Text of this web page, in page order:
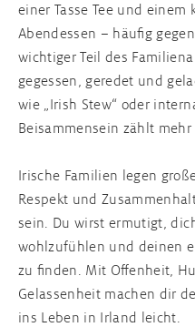
einer Tasse Tee und einem
Abendessen – häufig
wichtiger Teil des
gegessen, geredet und
wie „Irish Stew“ oder
Beisammensein zählt
Irische Familien legen
Respekt und
sein. Du wirst ermutigt,
wohlzufühlen und deinen
zu finden. Mit Offenheit,
Gelassenheit machen dir
ins Leben in Irland leicht.